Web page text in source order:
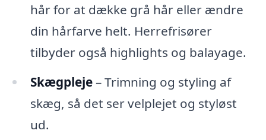
hår for at dække grå hår eller ændre
din hårfarve helt. Herrefrisører
tilbyder også highlights og balayage.
Skægpleje– Trimning og styling af
skæg, så det ser velplejet og styløst
ud.